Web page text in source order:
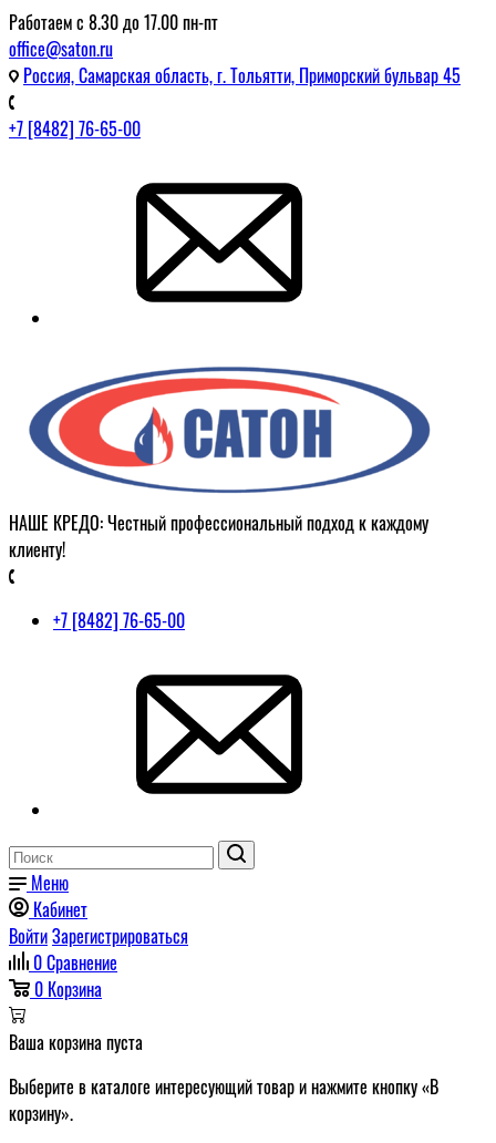
Работаем с 8.30 до 17.00 пн-пт
office@saton.ru
Россия, Самарская область, г. Тольятти, Приморский бульвар 45
+7 [8482] 76-65-00
НАШЕ КРЕДО: Честный профессиональный подход к каждому
клиенту!
+7 [8482] 76-65-00
Меню
Кабинет
ВойтиЗарегистрироваться
0Сравнение
0 Корзина
Ваша корзина пуста
Выберите в каталоге интересующий товар и нажмите кнопку «В
корзину».